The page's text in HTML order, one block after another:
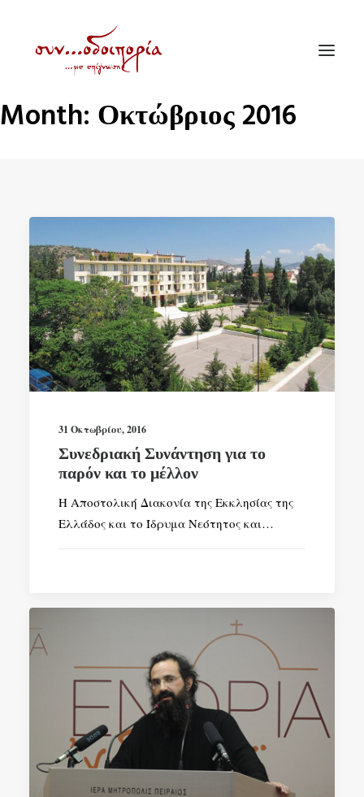
ΕΥΑΓΓΕΛΙΣΤΡΙΑ ΠΕΙΡΑΙΏΣ
VIDEO
ΠΑΛΑΙΑ ΣΥΝΟΔΟΙΠΟΡΙΑ
ΕΠΙΚΟΙΝΩΝΙΑ
Month: Οκτώβριος 2016
31 Οκτωβρίου, 2016
Συνεδριακή Συνάντηση για το
παρόν και το μέλλον
Η Αποστολική Διακονία της Εκκλησίας της
Ελλάδος και το Ίδρυμα Νεότητος και…